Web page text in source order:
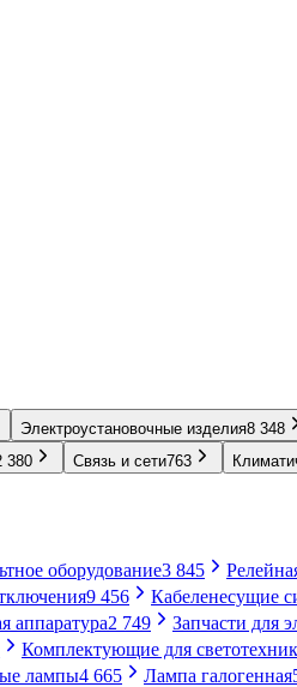
Электроустановочные изделия8 348
380 Связь и сети763
оборудование3 845
9 456 Кабеленесущие
аппаратура2 749 Запчасти для
Комплектующие для
лампы4 665 Лампа галогенная